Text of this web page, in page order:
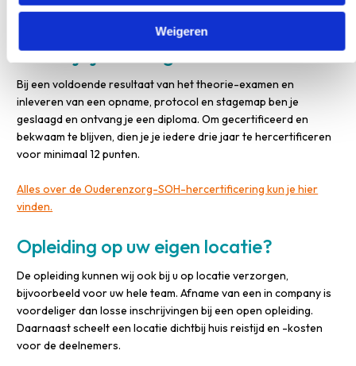
Weigeren
van de volledige opleiding.
Hoe blijf je bevoegd en bekwaam?
Bij een voldoende resultaat van het theorie-examen en
inleveren van een opname, protocol en stagemap ben je
geslaagd en ontvang je een diploma. Om gecertificeerd en
bekwaam te blijven, dien je je iedere drie jaar te hercertificeren
voor minimaal 12 punten.
Alles over de Ouderenzorg-SOH-hercertificering kun je hier
vinden.
Opleiding op uw eigen locatie?
De opleiding kunnen wij ook bij u op locatie verzorgen,
bijvoorbeeld voor uw hele team. Afname van een in company is
voordeliger dan losse inschrijvingen bij een open opleiding.
Daarnaast scheelt een locatie dichtbij huis reistijd en -kosten
voor de deelnemers.